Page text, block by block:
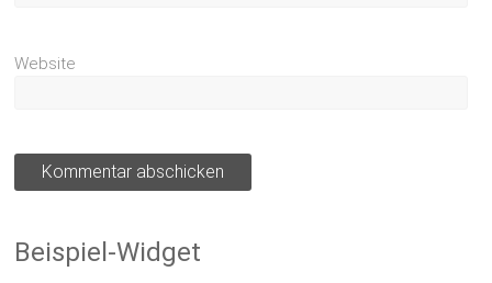
Website
Beispiel-Widget